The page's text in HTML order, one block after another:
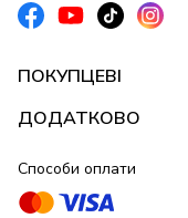
ПОКУПЦЕВІ
ДОДАТКОВО
Способи оплати